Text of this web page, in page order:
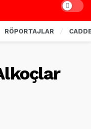
Dark
RÖPORTAJLAR